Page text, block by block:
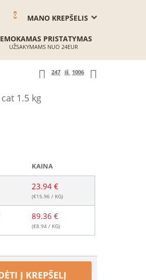
MANO KREPŠELIS
0
PRISTATYMAS
UŽSAKYMAMS NUO 24EUR
247 iš 1006
1.5 kg
KAINA
23.94 €
(€15.96 / KG)
89.36 €
(€8.94/ KG)
Į KREPŠELĮ